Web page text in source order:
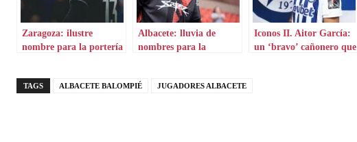
Zaragoza: ilustre
nombre para la portería
Albacete: lluvia de
nombres para la
Iconos II. Aitor García:
un ‘bravo’ cañonero que
TAGS ALBACETE BALOMPIÉ JUGADORES ALBACETE